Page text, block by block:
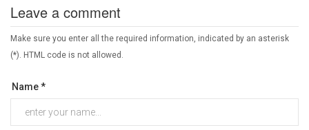
Leave a comment
Make sure you enter all the required information, indicated by an asterisk
(*). HTML code is not allowed.
Name *